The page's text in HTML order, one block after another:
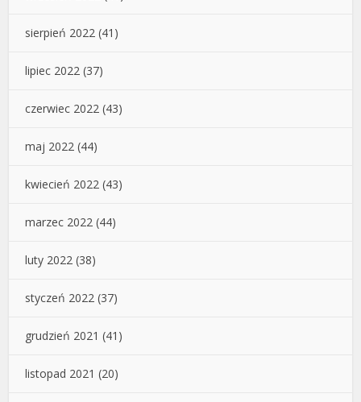
sierpień 2022 (41)
lipiec 2022 (37)
czerwiec 2022 (43)
maj 2022 (44)
kwiecień 2022 (43)
marzec 2022 (44)
luty 2022 (38)
styczeń 2022 (37)
grudzień 2021 (41)
listopad 2021 (20)